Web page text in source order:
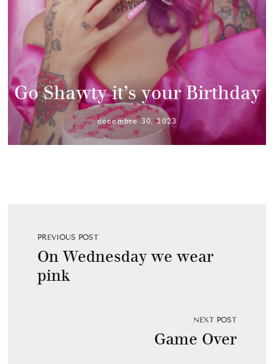
Go Shawty it’s your Birthday
décembre 30, 2023
PREVIOUS POST
On Wednesday we wear
pink
NEXT POST
Game Over